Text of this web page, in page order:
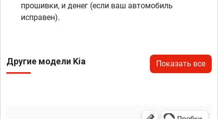
прошивки, и денег (если ваш автомобиль
исправен).
Другие модели Kia Показать все